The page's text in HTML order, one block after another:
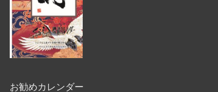
お勧めカレンダー